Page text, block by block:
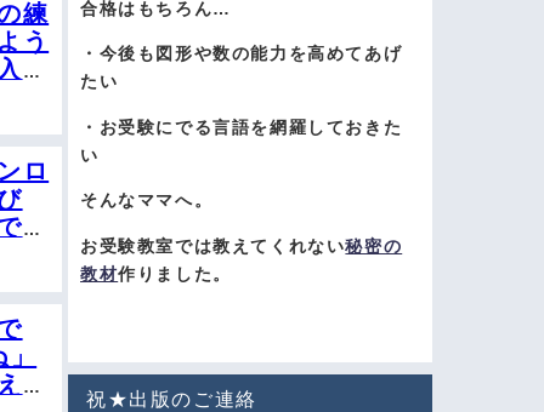
練
う
る
ロ
覚
よ
合格はもちろん…
・今後も図形や数の能力を高めてあげ
たい
・お受験にでる言語を網羅しておきた
い
そんなママへ。
お受験教室では教えてくれない秘密の
教材作りました。
祝★出版のご連絡